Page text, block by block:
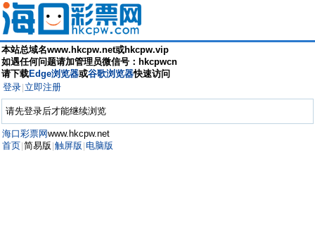
本站总域名www.hkcpw.net或hkcpw.vip
如遇任何问题请加管理员微信号：hkcpwcn
请下载Edge浏览器或谷歌浏览器快速访问
登录 立即注册
请先登录后才能继续浏览
海口彩票网www.hkcpw.net
首页 简易版 触屏版 电脑版